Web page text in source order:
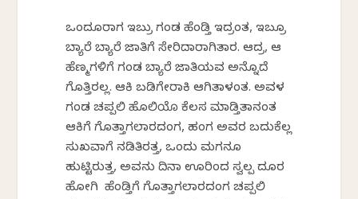
ಒಂದೂರಾಗ ಇಬ್ರು ಗಂಡ ಹೆಂಡ್ತಿ ಇದ್ರಂತ, ಇಬ್ರೂ
ಬ್ಯಾರೆ ಬ್ಯಾರೆ ಜಾತಿಗೆ ಸೇರಿದಾರಾಗಿರ್ತಾರ. ಆದ್ರ, ಆ
ಹೆಣ್ಮಗಳಿಗೆ ಗಂಡ ಬ್ಯಾರೆ ಜಾತಿಯವ ಅನ್ನೊದೆ
ಗೊತ್ತಿರಲ್ಲ. ಆಕಿ ಬಡಿಗೇರಾಕಿ ಆಗಿರ್ತಾಳಂತ. ಅವಳ
ಗಂಡ ಚಪ್ಪಲಿ ಹೊಲಿಯೊ ಕೆಲಸ ಮಾಡ್ತಿರ್ತಾನಂತ
ಆಕಿಗೆ ಗೊತ್ತಾಗಲಾರದಂಗ, ಹಂಗ ಅವರ ಬದುಕೆಲ್ಲ
ಸುಖವಾಗೆ ನಡಿತಿರತ್ತ, ಒಂದು ಮಗನೂ
ಹುಟ್ಟಿರುತ್ತ, ಅವನು ದಿನಾ ಊರಿಂದ ಸ್ವಲ್ಪ ದೂರ
ಹೋಗಿ ಹೆಂಡ್ತಿಗೆ ಗೊತ್ತಾಗಲಾರದಂಗ ಚಪ್ಪಲಿ